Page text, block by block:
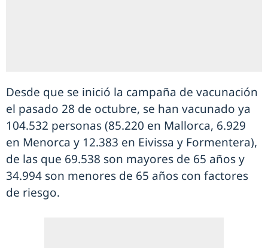
Desde que se inició la campaña de vacunación
el pasado 28 de octubre, se han vacunado ya
104.532 personas (85.220 en Mallorca, 6.929
en Menorca y 12.383 en Eivissa y Formentera),
de las que 69.538 son mayores de 65 años y
34.994 son menores de 65 años con factores
de riesgo.